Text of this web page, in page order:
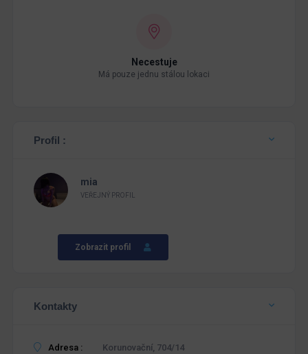
Necestuje
Má pouze jednu stálou lokaci
Profil :
mia
VEŘEJNÝ PROFIL
Zobrazit profil
Kontakty
Adresa :
Korunovační, 704/14